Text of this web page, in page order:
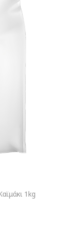
1kg